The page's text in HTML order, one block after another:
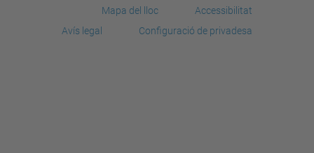
Mapa del lloc
Accessibilitat
Avís legal
Configuració de privadesa